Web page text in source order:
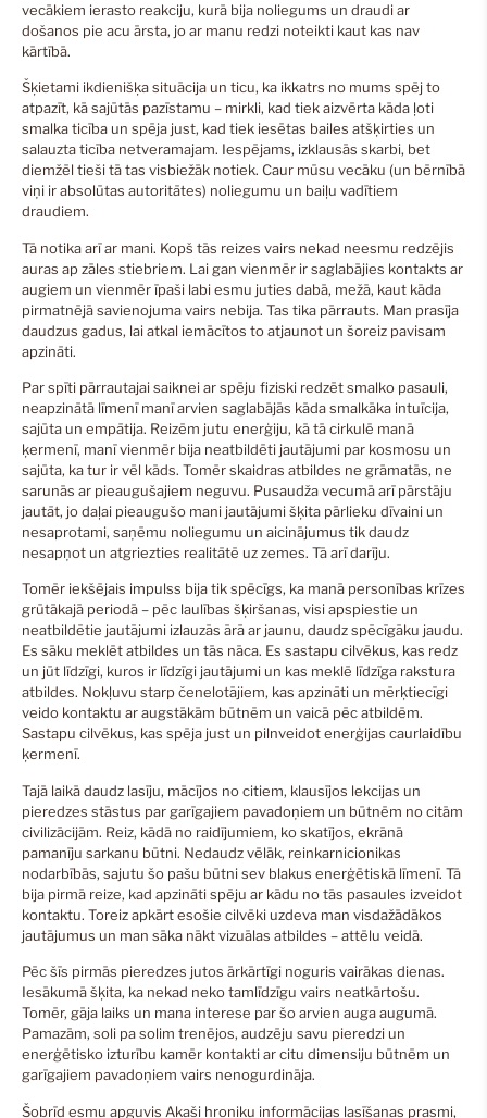
vecākiem ierasto reakciju, kurā bija noliegums un draudi ar
došanos pie acu ārsta, jo ar manu redzi noteikti kaut kas nav
kārtībā.
Šķietami ikdienišķa situācija un ticu, ka ikkatrs no mums spēj to
atpazīt, kā sajūtās pazīstamu – mirkli, kad tiek aizvērta kāda ļoti
smalka ticība un spēja just, kad tiek iesētas bailes atšķirties un
salauzta ticība netveramajam. Iespējams, izklausās skarbi, bet
diemžēl tieši tā tas visbiežāk notiek. Caur mūsu vecāku (un bērnībā
viņi ir absolūtas autoritātes) noliegumu un baiļu vadītiem
draudiem.
Tā notika arī ar mani. Kopš tās reizes vairs nekad neesmu redzējis
auras ap zāles stiebriem. Lai gan vienmēr ir saglabājies kontakts ar
augiem un vienmēr īpaši labi esmu juties dabā, mežā, kaut kāda
pirmatnējā savienojuma vairs nebija. Tas tika pārrauts. Man prasīja
daudzus gadus, lai atkal iemācītos to atjaunot un šoreiz pavisam
apzināti.
Par spīti pārrautajai saiknei ar spēju fiziski redzēt smalko pasauli,
neapzinātā līmenī manī arvien saglabājās kāda smalkāka intuīcija,
sajūta un empātija. Reizēm jutu enerģiju, kā tā cirkulē manā
ķermenī, manī vienmēr bija neatbildēti jautājumi par kosmosu un
sajūta, ka tur ir vēl kāds. Tomēr skaidras atbildes ne grāmatās, ne
sarunās ar pieaugušajiem neguvu. Pusaudža vecumā arī pārstāju
jautāt, jo daļai pieaugušo mani jautājumi šķita pārlieku dīvaini un
nesaprotami, saņēmu noliegumu un aicinājumus tik daudz
nesapņot un atgriezties realitātē uz zemes. Tā arī darīju.
Tomēr iekšējais impulss bija tik spēcīgs, ka manā personības krīzes
grūtākajā periodā – pēc laulības šķiršanas, visi apspiestie un
neatbildētie jautājumi izlauzās ārā ar jaunu, daudz spēcīgāku jaudu.
Es sāku meklēt atbildes un tās nāca. Es sastapu cilvēkus, kas redz
un jūt līdzīgi, kuros ir līdzīgi jautājumi un kas meklē līdzīga rakstura
atbildes. Nokļuvu starp čenelotājiem, kas apzināti un mērķtiecīgi
veido kontaktu ar augstākām būtnēm un vaicā pēc atbildēm.
Sastapu cilvēkus, kas spēja just un pilnveidot enerģijas caurlaidību
ķermenī.
Tajā laikā daudz lasīju, mācījos no citiem, klausījos lekcijas un
pieredzes stāstus par garīgajiem pavadoņiem un būtnēm no citām
civilizācijām. Reiz, kādā no raidījumiem, ko skatījos, ekrānā
pamanīju sarkanu būtni. Nedaudz vēlāk, reinkarnicionikas
nodarbībās, sajutu šo pašu būtni sev blakus enerģētiskā līmenī. Tā
bija pirmā reize, kad apzināti spēju ar kādu no tās pasaules izveidot
kontaktu. Toreiz apkārt esošie cilvēki uzdeva man visdažādākos
jautājumus un man sāka nākt vizuālas atbildes – attēlu veidā.
Pēc šīs pirmās pieredzes jutos ārkārtīgi noguris vairākas dienas.
Iesākumā šķita, ka nekad neko tamlīdzīgu vairs neatkārtošu.
Tomēr, gāja laiks un mana interese par šo arvien auga augumā.
Pamazām, soli pa solim trenējos, audzēju savu pieredzi un
enerģētisko izturību kamēr kontakti ar citu dimensiju būtnēm un
garīgajiem pavadoņiem vairs nenogurdināja.
Šobrīd esmu apguvis Akaši hroniku informācijas lasīšanas prasmi,